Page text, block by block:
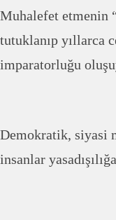
Muhalefet etmenin
tutuklanıp yıllarca
imparatorluğu
Demokratik, siyasi
insanlar